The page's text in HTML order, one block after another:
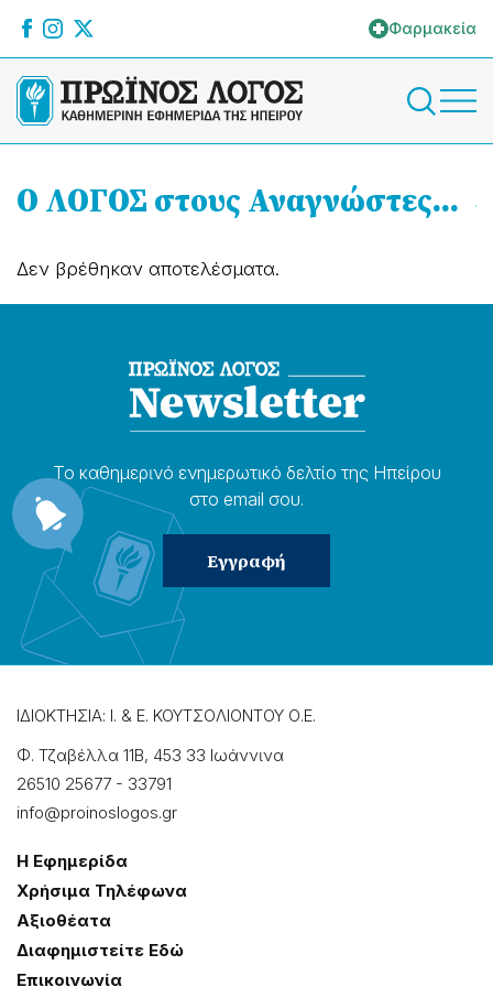
Φαρμακεία
Ο ΛΟΓΟΣ στους Αναγνώστες…
Δεν βρέθηκαν αποτελέσματα.
Το καθημερɩνό ενημερωτɩκό δελτίο της Ηπείρου
στο email σου.
ΙΔΙΟΚΤΗΣΙΑ: Ι. & Ε. ΚΟΥΤΣΟΛΙΟΝΤΟΥ Ο.Ε.
Φ. Τζαβέλλα 11Β, 453 33 Ιωάννɩνα
26510 25677 - 33791
info@proinoslogos.gr
Η Εφημερίδα
Χρήσɩμα Τηλέφωνα
Αξɩοθέατα
Δɩαφημɩστείτε Εδώ
Επɩκοɩνωνία